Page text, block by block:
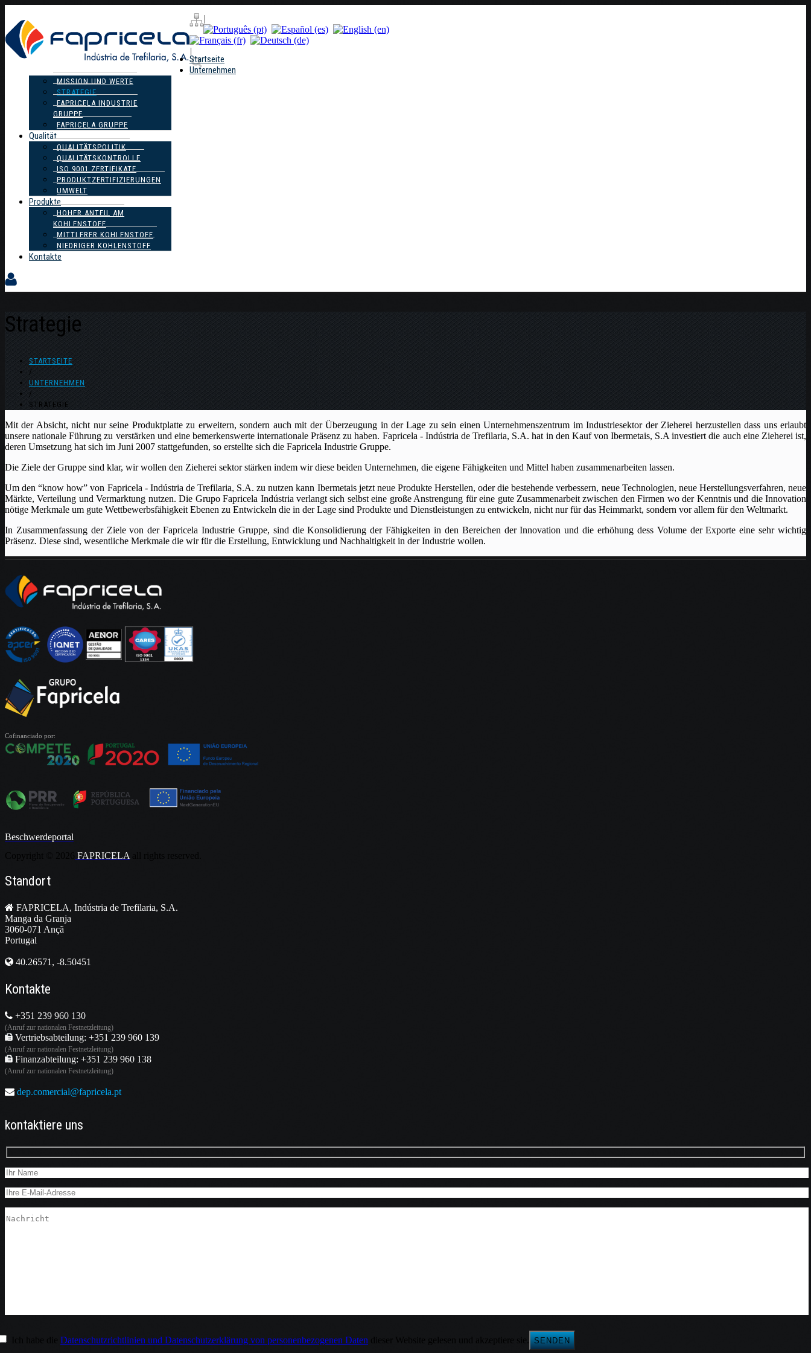
|
|
Startseite
Unternehmen
MISSION UND WERTE
STRATEGIE
FAPRICELA INDUSTRIE
GRUPPE
FAPRICELA GRUPPE
Qualität
QUALITÄTSPOLITIK
QUALITÄTSKONTROLLE
ISO 9001 ZERTIFIKATE
PRODUKTZERTIFIZIERUNGEN
UMWELT
Produkte
HOHER ANTEIL AM
KOHLENSTOFF
MITTLERER KOHLENSTOFF
NIEDRIGER KOHLENSTOFF
Kontakte
Strategie
STARTSEITE
/
UNTERNEHMEN
/
STRATEGIE
Mit der Absicht, nicht nur seine Produktplatte zu erweitern, sondern auch mit der Überzeugung in der Lage zu sein einen Unternehmenszentrum im Industriesektor der Zieherei herzustellen dass uns erlaubt
unsere nationale Führung zu verstärken und eine bemerkenswerte internationale Präsenz zu haben. Fapricela - Indústria de Trefilaria, S.A. hat in den Kauf von Ibermetais, S.A investiert die auch eine Zieherei ist,
deren Umsetzung hat sich im Juni 2007 stattgefunden, so erstellte sich die Fapricela Industrie Gruppe.
Die Ziele der Gruppe sind klar, wir wollen den Zieherei sektor stärken indem wir diese beiden Unternehmen, die eigene Fähigkeiten und Mittel haben zusammenarbeiten lassen.
Um den “know how” von Fapricela - Indústria de Trefilaria, S.A. zu nutzen kann Ibermetais jetzt neue Produkte Herstellen, oder die bestehende verbessern, neue Technologien, neue Herstellungsverfahren, neue
Märkte, Verteilung und Vermarktung nutzen. Die Grupo Fapricela Indústria verlangt sich selbst eine große Anstrengung für eine gute Zusammenarbeit zwischen den Firmen wo der Kenntnis und die Innovation
nötige Merkmale um gute Wettbewerbsfähigkeit Ebenen zu Entwickeln die in der Lage sind Produkte und Dienstleistungen zu entwickeln, nicht nur für das Heimmarkt, sondern vor allem für den Weltmarkt.
In Zusammenfassung der Ziele von der Fapricela Industrie Gruppe, sind die Konsolidierung der Fähigkeiten in den Bereichen der Innovation und die erhöhung dess Volume der Exporte eine sehr wichtig
Präsenz. Diese sind, wesentliche Merkmale die wir für die Erstellung, Entwicklung und Nachhaltigkeit in der Industrie wollen.
Cofinanciado por:
Beschwerdeportal
FAPRICELA
Standort
FAPRICELA, Indústria de Trefilaria, S.A.
Manga da Granja
3060-071 Ançã
Portugal
40.26571, -8.50451
Kontakte
+351 239 960 130
(Anruf zur nationalen Festnetzleitung)
Vertriebsabteilung: +351 239 960 139
(Anruf zur nationalen Festnetzleitung)
Finanzabteilung: +351 239 960 138
(Anruf zur nationalen Festnetzleitung)
dep.comercial@fapricela.pt
kontaktiere uns
Datenschutzrichtlinien und Datenschutzerklärung von personenbezogenen Daten